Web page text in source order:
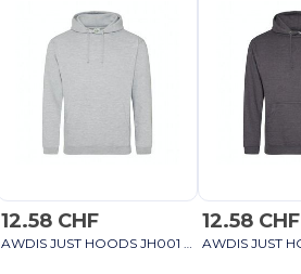
12.58 CHF 12.58 CHF